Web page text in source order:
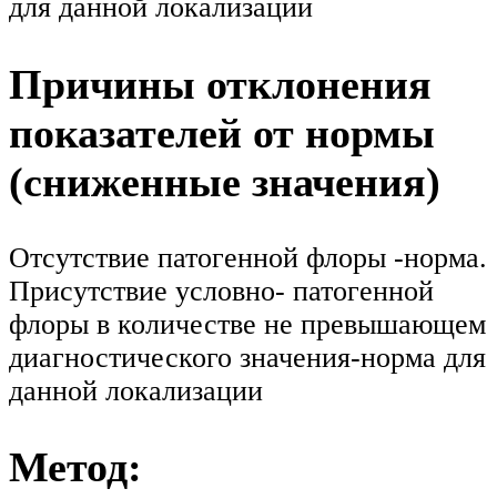
для данной локализации
Причины отклонения
показателей от нормы
(сниженные значения)
Отсутствие патогенной флоры -норма.
Присутствие условно- патогенной
флоры в количестве не превышающем
диагностического значения-норма для
данной локализации
Метод: